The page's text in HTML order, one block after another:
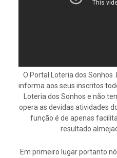
O Portal Loteria dos Sonhos
informa aos seus inscritos
Loteria dos Sonhos e não
opera as devidas atividades
função é de apenas
resultado
Em primeiro lugar portanto